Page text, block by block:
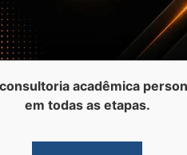
acadêmica
em todas as etapas.